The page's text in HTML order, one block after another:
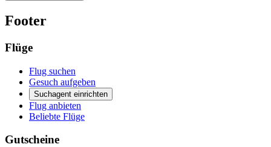
Footer
Flüge
Flug suchen
Gesuch aufgeben
Suchagent einrichten
Flug anbieten
Beliebte Flüge
Gutscheine